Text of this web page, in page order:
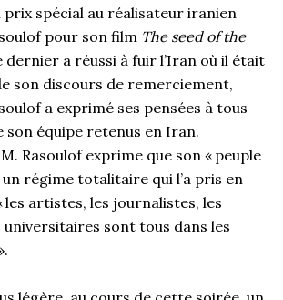
spécial au réalisateur iranien
pour son film The seed of the
dernier a réussi à fuir l’Iran où il était
son discours de remerciement,
a exprimé ses pensées à tous
son équipe retenus en Iran.
Rasoulof exprime que son « peuple
régime totalitaire qui l’a pris en
les artistes, les journalistes, les
universitaires sont tous dans les